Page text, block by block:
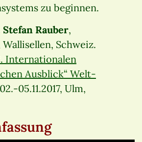
zu beginnen.
Stefan Rauber,
Schweiz.
Internationalen
Ausblick“ Welt-
05.11.2017, Ulm,